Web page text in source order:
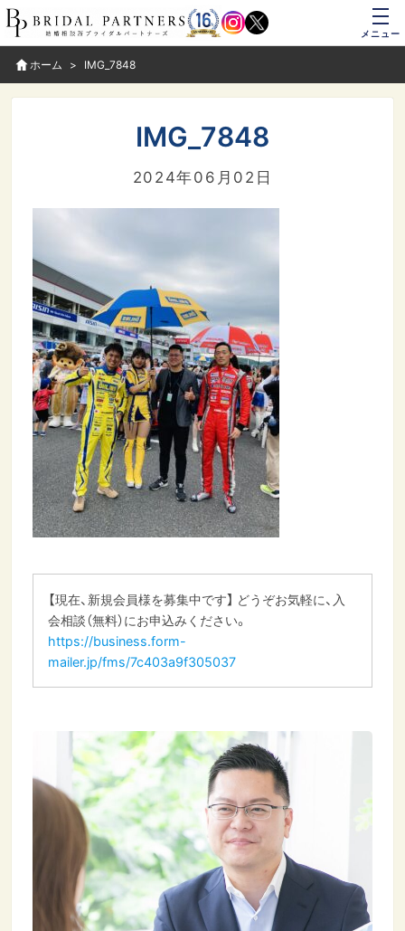
メニュー
ホーム IMG_7848
IMG_7848
2024年06月02日
【現在、新規会員様を募集中です】 どうぞお気軽に、入
会相談（無料）にお申込みください。
https://business.form-
mailer.jp/fms/7c403a9f305037